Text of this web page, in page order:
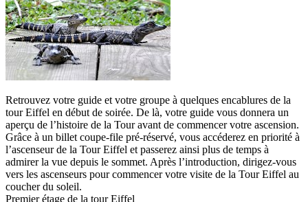
Retrouvez votre guide et votre groupe à quelques encablures de la
tour Eiffel en début de soirée. De là, votre guide vous donnera un
aperçu de l’histoire de la Tour avant de commencer votre ascension.
Grâce à un billet coupe-file pré-réservé, vous accéderez en priorité à
l’ascenseur de la Tour Eiffel et passerez ainsi plus de temps à
admirer la vue depuis le sommet. Après l’introduction, dirigez-vous
vers les ascenseurs pour commencer votre visite de la Tour Eiffel au
coucher du soleil.
Premier étage de la tour Eiffel